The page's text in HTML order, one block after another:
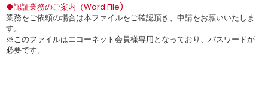
◆認証業務のご案内（Word File)
業務をご依頼の場合は本ファイルをご確認頂き、申請をお願いいたしま
す。
※このファイルはエコーネット会員様専用となっており、パスワードが
必要です。